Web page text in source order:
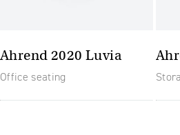
Ahrend 2020 Luvia
Office seating